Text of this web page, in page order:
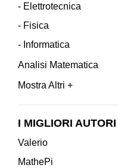
- Elettrotecnica
- Fisica
- Informatica
Analisi Matematica
Mostra Altri +
I MIGLIORI AUTORI
Valerio
MathePi